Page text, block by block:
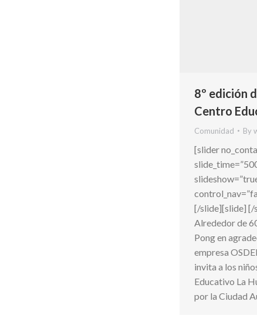
8º edición
Centro
Comunidad By
[slider
[/slide][slide] [/
Alrededor de
Pong en
empresa
invita a los
Educativo La
por la Ciudad